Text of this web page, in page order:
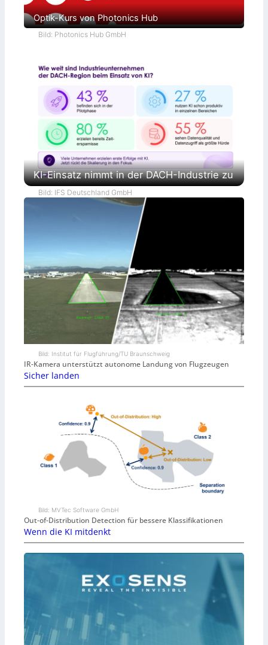
Optik-Kurs von Photonics Hub
Bild: Photonics Hub GmbH
KI-Einsatz nimmt in der DACH-Industrie zu
Bild: IFS Deutschland GmbH
Bild: Institut für Flugführung/TU Braunschweig
IR-Kamera unterstützt autonome Landung von Flugzeugen
Sicher landen
Bild: MVTec Software GmbH
Out-of-Distribution Detection für bessere Klassifikationen
Wenn die KI mitdenkt